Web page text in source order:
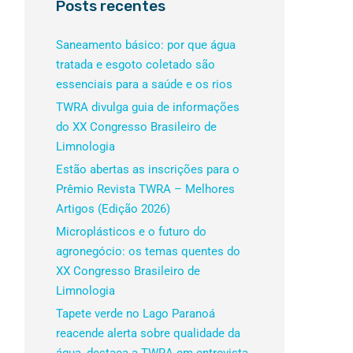
Posts recentes
Saneamento básico: por que água
tratada e esgoto coletado são
essenciais para a saúde e os rios
TWRA divulga guia de informações
do XX Congresso Brasileiro de
Limnologia
Estão abertas as inscrições para o
Prêmio Revista TWRA – Melhores
Artigos (Edição 2026)
Microplásticos e o futuro do
agronegócio: os temas quentes do
XX Congresso Brasileiro de
Limnologia
Tapete verde no Lago Paranoá
reacende alerta sobre qualidade da